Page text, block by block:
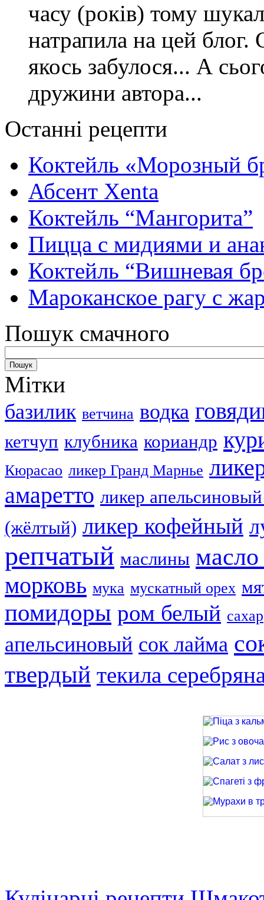
часу (років) тому
натрапила на цей блог.
якось забулося... А
дружини автора...
Останні рецепти
Коктейль «Морозный
Абсент Xenta
Коктейль “Мангорита”
Пицца с мидиями и
Коктейль “Вишневая
Мароканское рагу с
Пошук смачного
Мітки
базилик ветчина водка
кетчуп клубника кориандр
Кюрасао ликер Гранд Марнье
амаретто ликер
(жёлтый) ликер кофейный
репчатый маслины масло
морковь мука мускатный орех
помидоры ром белый сахар
апельсиновый сок лайма
твердый текила